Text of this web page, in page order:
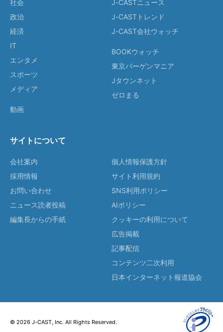
社会
政治
経済
IT
エンタメ
スポーツ
メディア
動画
J-CASTニュース
J-CASTトレンド
J-CAST会社ウォッチ
BOOKウォッチ
東京バーゲンマニア
Jタウンネット
ゼロまる
サイトについて
会社案内
採用情報
お問い合わせ
ニュース読者投稿
編集長からの手紙
個人情報保護方針
サイト利用規約
SNS利用ポリシー
AIポリシー
クッキーの利用について
広告掲載
記事配信
コンテンツ二次利用
日本インターネット報道協会
© 2026 J-CAST, Inc. All Rights Reserved.